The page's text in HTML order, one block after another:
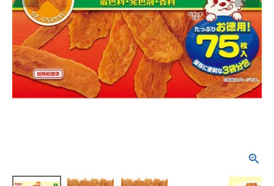
ACCOUNT MENU
ようこそ ゲスト 様
meeting_room ログイン person 新規会員登録